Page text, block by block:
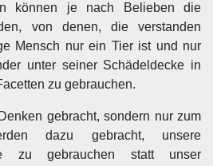
können je nach Belieben die
von denen, die verstanden
Mensch nur ein Tier ist und nur
unter seiner Schädeldecke in
zu gebrauchen.
gebracht, sondern nur zum
dazu gebracht, unsere
zu gebrauchen statt unser